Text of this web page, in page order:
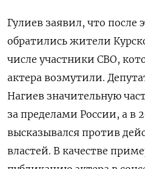
Гулиев заявил, что после
обратились жители
числе участники СВО,
актера возмутили.
Нагиев значительную
за пределами России, а в
высказывался против
властей. В качестве